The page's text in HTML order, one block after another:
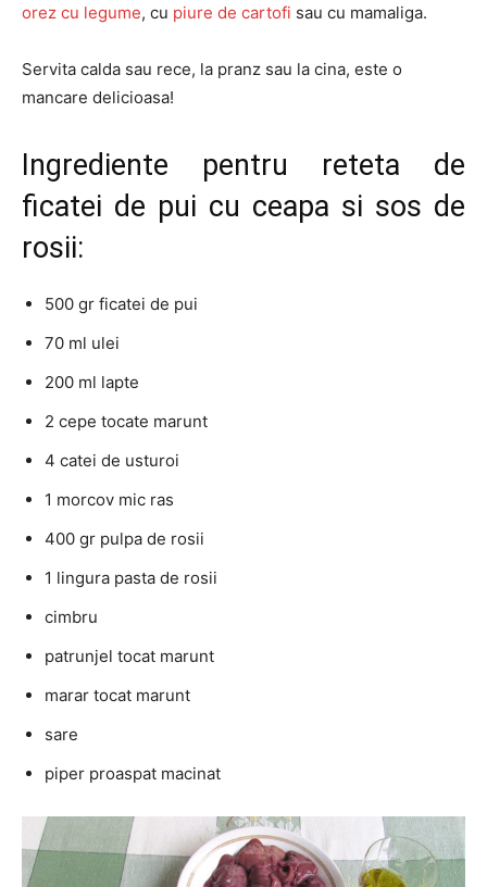
orez cu legume, cu piure de cartofi sau cu mamaliga.
Servita calda sau rece, la pranz sau la cina, este o
mancare delicioasa!
Ingrediente pentru reteta de
ficatei de pui cu ceapa si sos de
rosii:
500 gr ficatei de pui
70 ml ulei
200 ml lapte
2 cepe tocate marunt
4 catei de usturoi
1 morcov mic ras
400 gr pulpa de rosii
1 lingura pasta de rosii
cimbru
patrunjel tocat marunt
marar tocat marunt
sare
piper proaspat macinat